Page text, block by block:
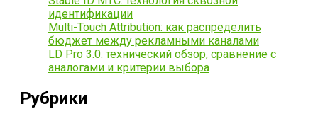
идентификации
Multi-Touch Attribution: как распределить
бюджет между рекламными каналами
LD Pro 3.0: технический обзор, сравнение с
аналогами и критерии выбора
Рубрики